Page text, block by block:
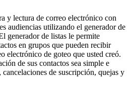
y lectura de correo electrónico con
audiencias utilizando el generador de
generador de listas le permite
en grupos que pueden recibir
electrónico de goteo que usted creó.
de sus contactos sea simple e
de suscripción, quejas y